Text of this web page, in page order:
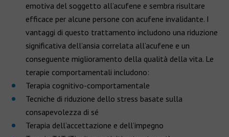
emotiva del soggetto all’acufene e sembra risultare
efficace per alcune persone con acufene invalidante. I
vantaggi di questo trattamento includono una riduzione
significativa dell’ansia correlata all’acufene e un
conseguente miglioramento della qualità della vita. Le
terapie comportamentali includono:
Terapia cognitivo-comportamentale
Tecniche di riduzione dello stress basate sulla
consapevolezza di sé
Terapia dell’accettazione e dell’impegno